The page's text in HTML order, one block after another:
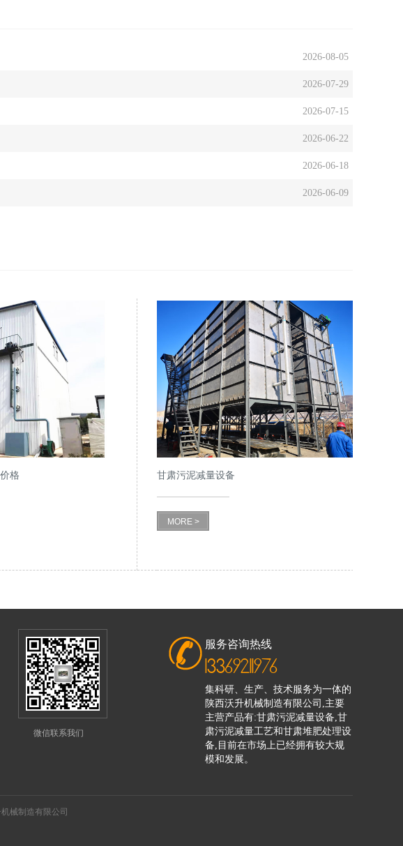
2026-08-05
2026-07-29
2026-07-15
2026-06-22
2026-06-18
2026-06-09
格 甘肃污泥减量设备
MORE >
微信联系我们
服务咨询热线
13369211976
集科研、生产、技术服务为一体的
陕西沃升机械制造有限公司,主要
主营产品有:甘肃污泥减量设备,甘
肃污泥减量工艺和甘肃堆肥处理设
备,目前在市场上已经拥有较大规
模和发展。
械制造有限公司